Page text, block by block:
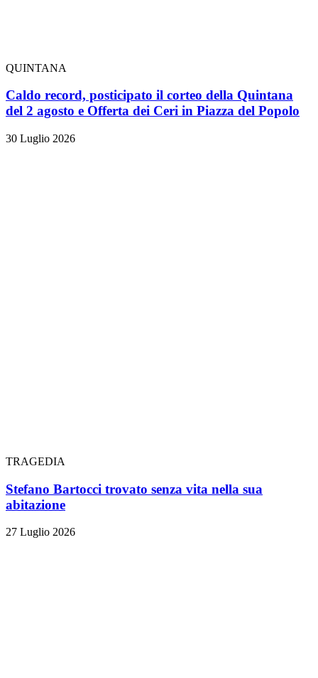
QUINTANA
Caldo record, posticipato il corteo della Quintana
del 2 agosto e Offerta dei Ceri in Piazza del Popolo
30 Luglio 2026
TRAGEDIA
Stefano Bartocci trovato senza vita nella sua
abitazione
27 Luglio 2026